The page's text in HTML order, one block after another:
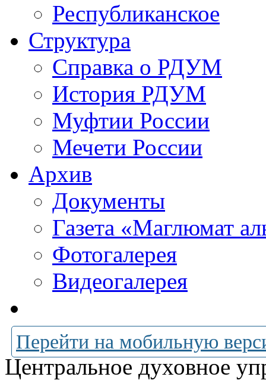
Республиканское
Структура
Справка о РДУМ
История РДУМ
Муфтии России
Мечети России
Архив
Документы
Газета «Маглюмат
Фотогалерея
Видеогалерея
Перейти на мобильную
Центральное духовное